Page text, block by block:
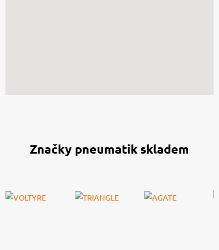
Značky pneumatik skladem